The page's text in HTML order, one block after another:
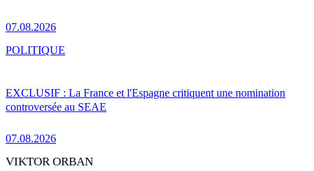
07.08.2026
EXCLUSIF : La France et l'Espagne critiquent une nomination
controversée au SEAE
07.08.2026
POLITIQUE
VIKTOR ORBAN